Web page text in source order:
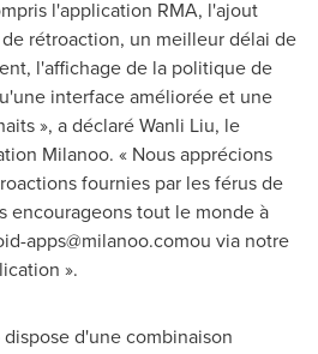
l'application RMA, l'ajout
rétroaction, un meilleur délai de
l'affichage de la politique de
interface améliorée et une
», a déclaréWanli Liu, le
Milanoo. « Nous apprécions
fournies par les férus de
encourageons tout le monde à
apps@milanoo.comou via notre
».
d'une combinaison